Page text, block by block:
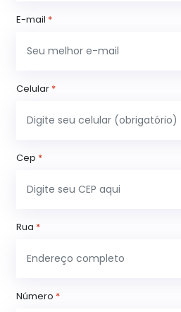
E-mail *
Celular *
Cep *
Rua *
Número *